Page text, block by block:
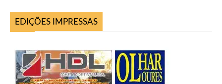
EDIÇÕES IMPRESSAS